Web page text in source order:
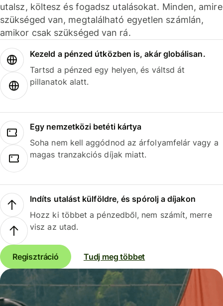
utalsz, költesz és fogadsz utalásokat. Minden, amire
szükséged van, megtalálható egyetlen számlán,
amikor csak szükséged van rá.
Kezeld a pénzed útközben is, akár globálisan.
Tartsd a pénzed egy helyen, és váltsd át
pillanatok alatt.
Egy nemzetközi betéti kártya
Soha nem kell aggódnod az árfolyamfelár vagy a
magas tranzakciós díjak miatt.
Indíts utalást külföldre, és spórolj a díjakon
Hozz ki többet a pénzedből, nem számít, merre
visz az utad.
Regisztráció Tudj meg többet